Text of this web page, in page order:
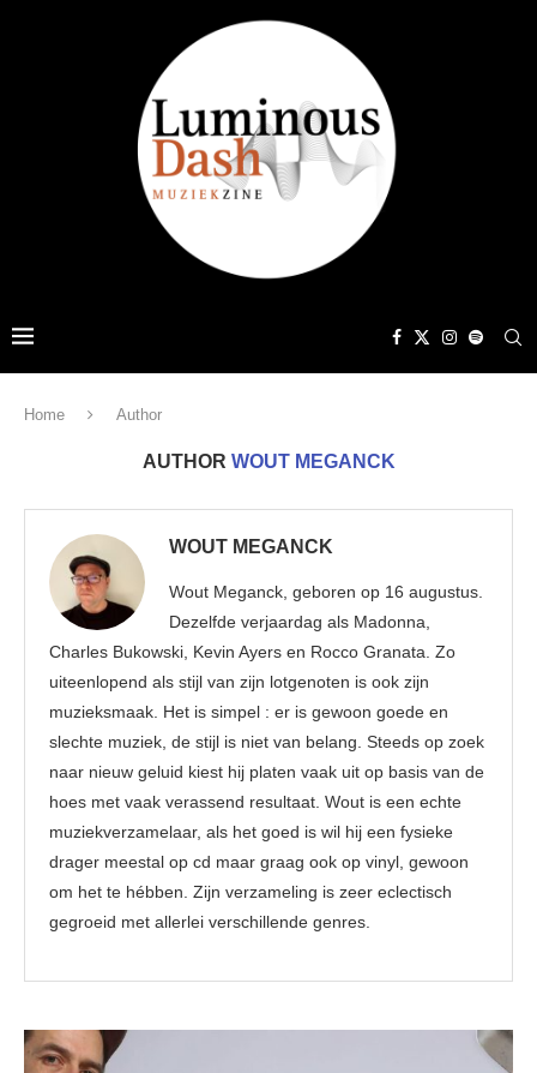
Home Author
AUTHOR WOUT MEGANCK
WOUT MEGANCK
Wout Meganck, geboren op 16 augustus.
Dezelfde verjaardag als Madonna,
Charles Bukowski, Kevin Ayers en Rocco Granata. Zo
uiteenlopend als stijl van zijn lotgenoten is ook zijn
muzieksmaak. Het is simpel : er is gewoon goede en
slechte muziek, de stijl is niet van belang. Steeds op zoek
naar nieuw geluid kiest hij platen vaak uit op basis van de
hoes met vaak verassend resultaat. Wout is een echte
muziekverzamelaar, als het goed is wil hij een fysieke
drager meestal op cd maar graag ook op vinyl, gewoon
om het te hébben. Zijn verzameling is zeer eclectisch
gegroeid met allerlei verschillende genres.